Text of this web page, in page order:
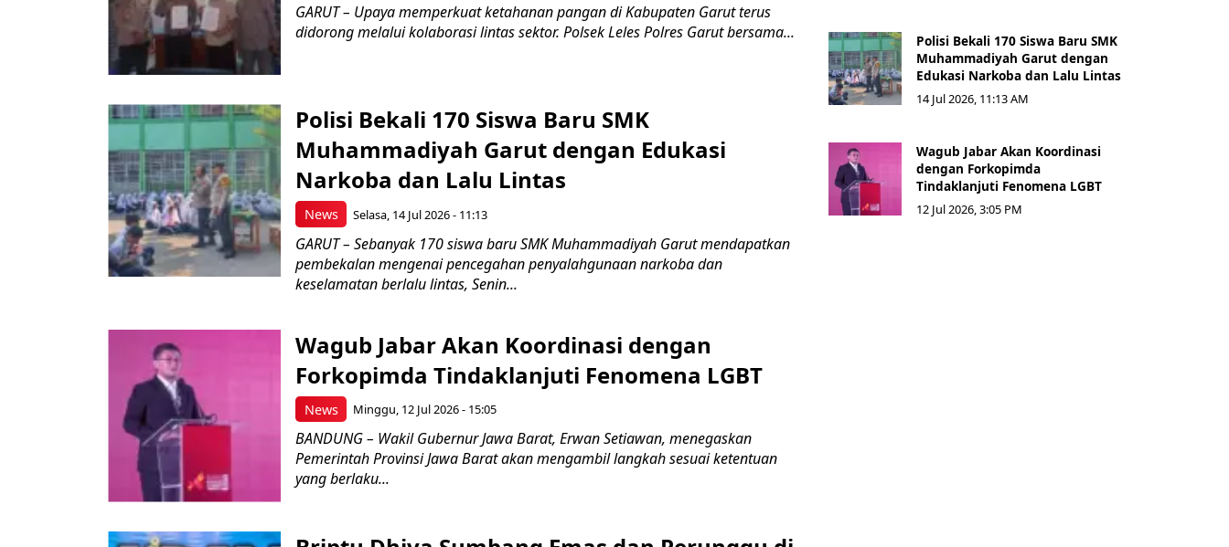
GARUT – Upaya memperkuat ketahanan pangan di Kabupaten Garut terus
didorong melalui kolaborasi lintas sektor. Polsek Leles Polres Garut bersama...
News
Polisi Bekali 170 Siswa Baru SMK
Muhammadiyah Garut dengan Edukasi
Narkoba dan Lalu Lintas
Selasa, 14 Jul 2026 - 11:13
GARUT – Sebanyak 170 siswa baru SMK Muhammadiyah Garut mendapatkan
pembekalan mengenai pencegahan penyalahgunaan narkoba dan
keselamatan berlalu lintas, Senin...
News
Wagub Jabar Akan Koordinasi dengan
Forkopimda Tindaklanjuti Fenomena LGBT
Minggu, 12 Jul 2026 - 15:05
BANDUNG – Wakil Gubernur Jawa Barat, Erwan Setiawan, menegaskan
Pemerintah Provinsi Jawa Barat akan mengambil langkah sesuai ketentuan
yang berlaku...
Polisi Bekali 170 Siswa Baru SMK
Muhammadiyah Garut dengan
Edukasi Narkoba dan Lalu Lintas
14 Jul 2026, 11:13 AM
Wagub Jabar Akan Koordinasi
dengan Forkopimda
Tindaklanjuti Fenomena LGBT
12 Jul 2026, 3:05 PM